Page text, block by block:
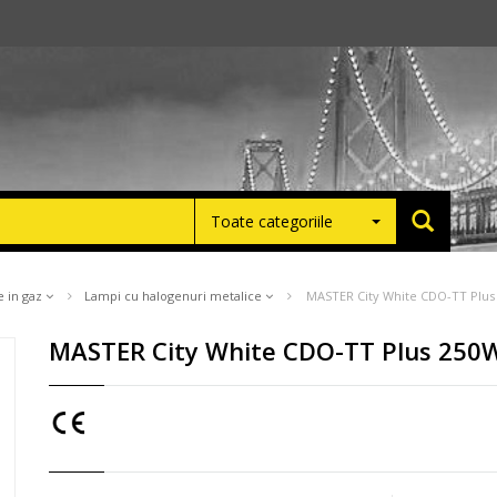
Toate categoriile
in gaz Lampi cu halogenuri metalice MASTER City White CDO-TT
MASTER City White CDO-TT Plus